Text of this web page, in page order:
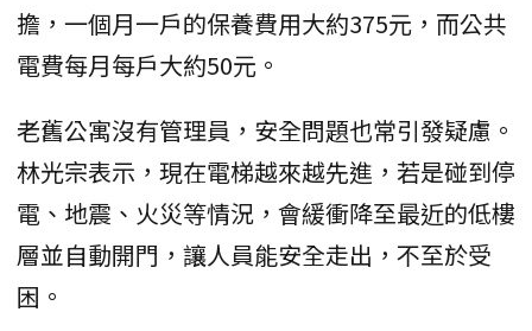
擔，一個月一戶的保養費用大約375元，而公共
電費每月每戶大約50元。
老舊公寓沒有管理員，安全問題也常引發疑慮。
林光宗表示，現在電梯越來越先進，若是碰到停
電、地震、火災等情況，會緩衝降至最近的低樓
層並自動開門，讓人員能安全走出，不至於受
困。